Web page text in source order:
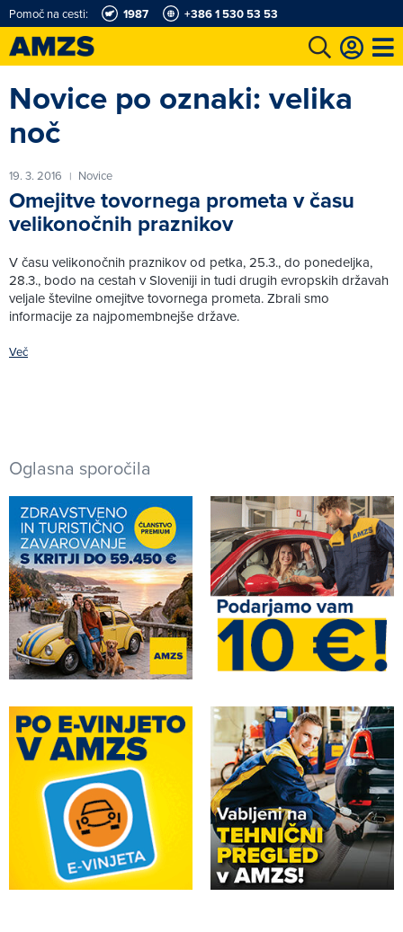
Pomoč na cesti: 1987 +386 1 530 53 53
Karting in motošportni center Najboljši za volanom Moj AMZS
Novice po oznaki: velika
noč
19. 3. 2016 | Novice
Omejitve tovornega prometa v času
velikonočnih praznikov
V času velikonočnih praznikov od petka, 25.3., do ponedeljka,
28.3., bodo na cestah v Sloveniji in tudi drugih evropskih državah
veljale številne omejitve tovornega prometa. Zbrali smo
informacije za najpomembnejše države.
Več
Oglasna sporočila